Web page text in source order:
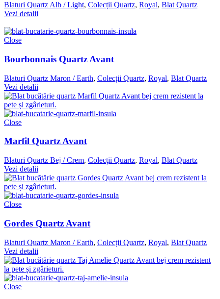
Blaturi Quartz Alb / Light, Colecții Quartz, Royal, Blat Quartz
Vezi detalii
Close
Bourbonnais Quartz Avant
Blaturi Quartz Maron / Earth, Colecții Quartz, Royal, Blat Quartz
Vezi detalii
Close
Marfil Quartz Avant
Blaturi Quartz Bej / Crem, Colecții Quartz, Royal, Blat Quartz
Vezi detalii
Close
Gordes Quartz Avant
Blaturi Quartz Maron / Earth, Colecții Quartz, Royal, Blat Quartz
Vezi detalii
Close